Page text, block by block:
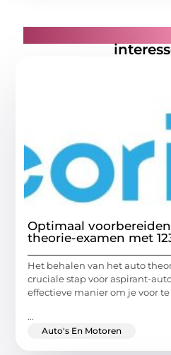
Optimaal
theorie-examen met
Het behalen van het auto
cruciale stap voor aspirant-
effectieve manier om je voor
...
Auto's En Motoren